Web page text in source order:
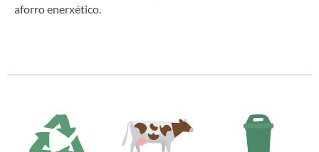
aforro enerxético.